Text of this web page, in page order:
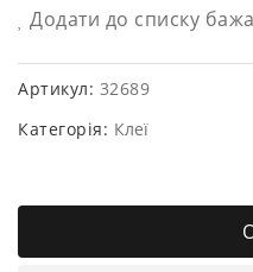
Додати до списку
Артикул: 32689
Категорія: Клеї